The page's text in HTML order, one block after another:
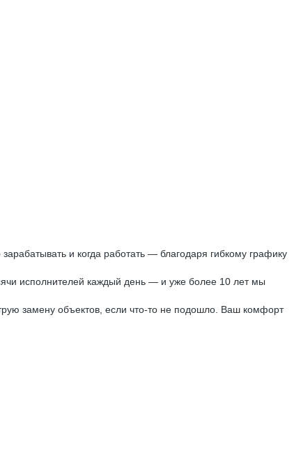
и когда работать — благодаря гибкому графику
исполнителей каждый день — и уже более 10 лет мы
замену объектов, если что-то не подошло. Ваш комфорт